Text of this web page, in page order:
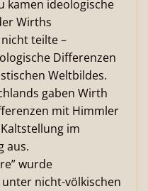
kamen ideologische
Wirths
teilte –
Differenzen
Weltbildes.
gaben Wirth
mit Himmler
im
aus.
wurde
nicht-völkischen